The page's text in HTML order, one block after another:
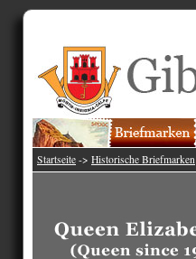
Startseite -> Historische Briefmarken